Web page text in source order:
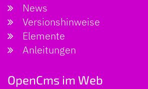
News
Versionshinweise
Elemente
Anleitungen
OpenCms im Web